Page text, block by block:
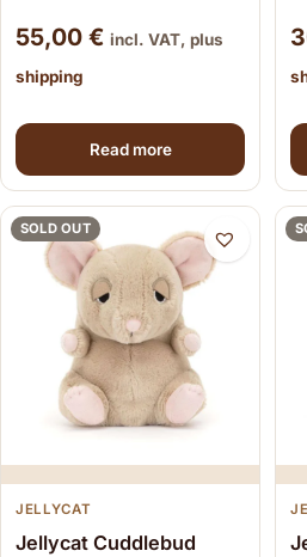
55,00 € incl. VAT, plus
shipping
Read more
SOLD OUT
JELLYCAT
Jellycat Cuddlebud